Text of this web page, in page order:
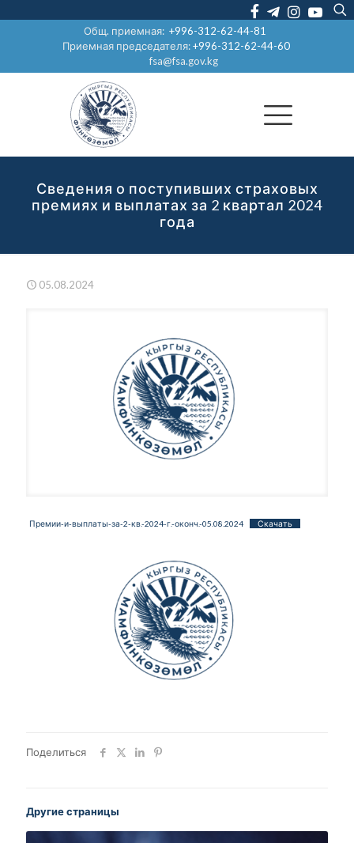
Общ. приемная:+996-312-62-44-81
Приемная председателя:+996-312-62-44-60
fsa@fsa.gov.kg
Сведения о поступивших страховых
премиях и выплатах за 2 квартал 2024
года
05.08.2024
Премии-и-выплаты-за-2-кв.-2024-г.-оконч.-05.08.2024 Скачать
Поделиться
Другие страницы